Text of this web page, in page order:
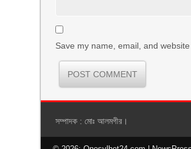
Save my name, email, and
সম্পাদক : মোঃ আলমগীর।